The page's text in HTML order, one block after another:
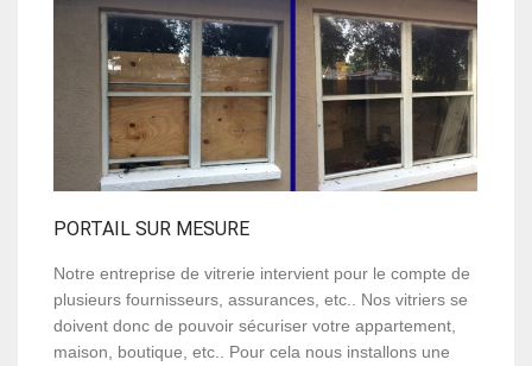
PORTAIL SUR MESURE
Notre entreprise de vitrerie intervient pour le compte de
plusieurs fournisseurs, assurances, etc.. Nos vitriers se
doivent donc de pouvoir sécuriser votre appartement,
maison, boutique, etc.. Pour cela nous installons une